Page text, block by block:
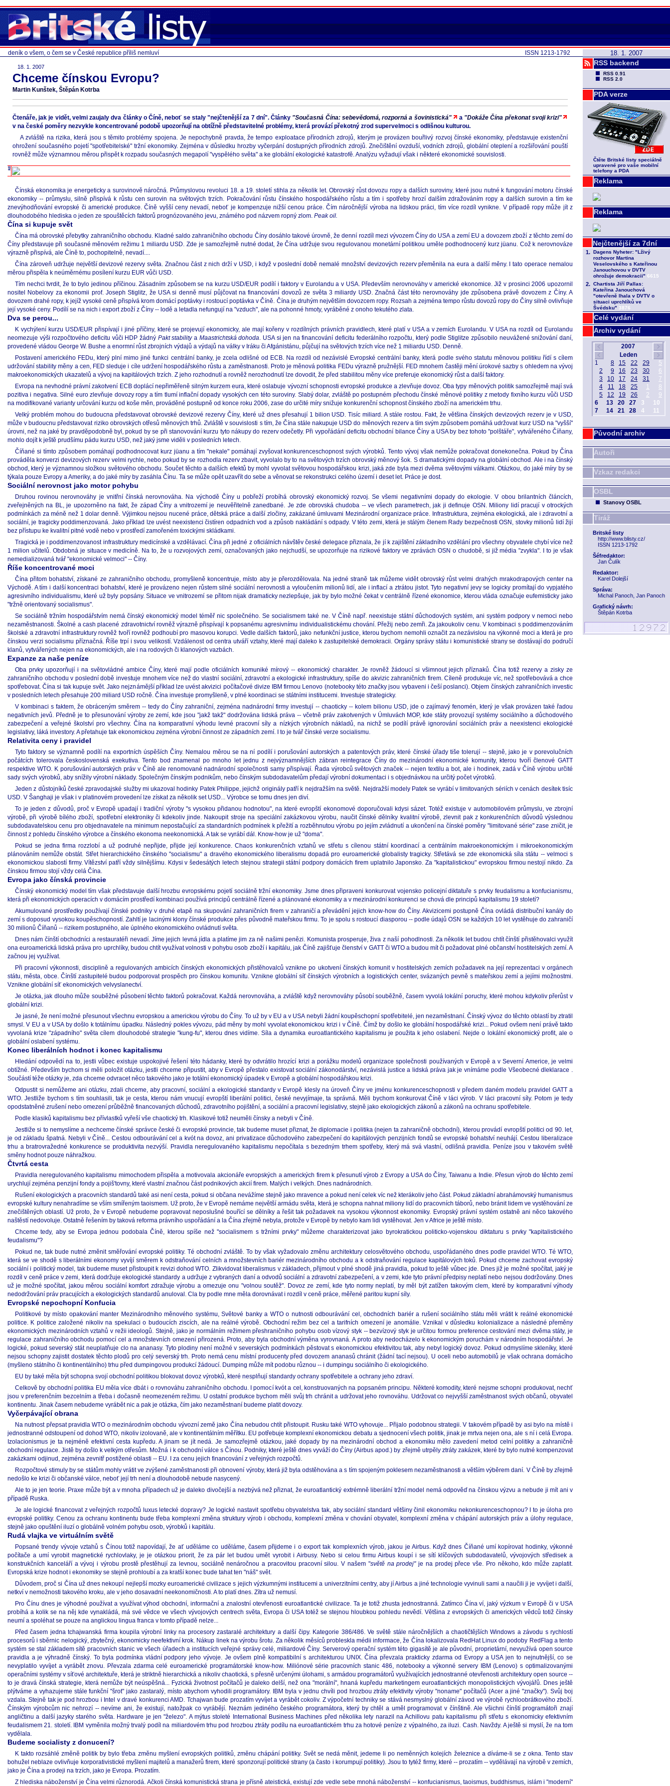
18. 1. 2007
RSS backend
RSS 0.91
RSS 2.0
PDA verze
Čtěte Britské listy speciálně
upravené pro vaše mobilní
telefony a PDA
Reklama
Reklama
Celé vydání
Archiv vydání
Původní archiv
Autoři
Vzkaz redakci
OSBL
Stanovy OSBL
Tiráž
Britské listy
http://www.blisty.cz/
ISSN 1213-1792
Šéfredaktor:
Jan Čulík
Redaktor:
Karel Dolejší
Správa:
Michal Panoch, Jan Panoch
Grafický návrh:
Štěpán Kotrba
ISSN 1213-1792
deník o všem, o čem se v České republice příliš nemluví
18. 1. 2007
Chceme čínskou Evropu?
Martin Kunštek, Štěpán Kotrba
Čtenáře, jak je vidět, velmi zaujaly dva články o Číně, neboť se staly "nejčtenější za 7 dní". Články "Současná Čína: sebevědomá, rozporná a šovinistická" a "Dokáže Čína překonat svoji krizi"
v na české poměry nezvykle koncentrované podobě upozorňují na obtížně představitelné problémy, která provází překotný zrod supervelmoci s odlišnou kulturou.
A zvláště na rizika, která jsou s těmito problémy spojena. Je nepochybně pravda, že tempo exploatace přírodních zdrojů, kterým je provázen bouřlivý rozvoj čínské ekonomiky, představuje existenční
ohrožení současného pojetí "spotřebitelské" tržní ekonomiky. Zejména v důsledku hrozby vyčerpání dostupných přírodních zdrojů. Znečištění ovzduší, vodních zdrojů, globální oteplení a rozšiřování pouští
rovněž může významnou měrou přispět k rozpadu současných megapolí "vyspělého světa" a ke globální ekologické katastrofě. Analýzu vyžadují však i některé ekonomické souvislosti.
Čínská ekonomika je energeticky a surovinově náročná. Průmyslovou revoluci 18. a 19. století stihla za několik let. Obrovský růst dovozu ropy a dalších suroviny, které jsou nutné k fungování motoru čínské
ekonomiky -- průmyslu, silně přispívá k růstu cen surovin na světových trzích. Pokračování růstu čínského hospodářského růstu a tím i spotřeby hrozí dalším zdražováním ropy a dalších surovin a tím ke
znevýhodňování evropské či americké produkce. Číně vyšší ceny nevadí, neboť je kompenzuje nižší cenou práce. Čím náročnější výroba na lidskou práci, tím více rozdíl vynikne. V případě ropy může jít z
dlouhodobého hlediska o jeden ze spouštěcích faktorů prognózovaného jevu, známého pod názvem ropný zlom. Peak oil.
Čína si kupuje svět
Čína má obrovské přebytky zahraničního obchodu. Kladné saldo zahraničního obchodu Číny dosáhlo takové úrovně, že denní rozdíl mezi vývozem Číny do USA a zemí EU a dovozem zboží z těchto zemí do
Číny představuje při současné měnovém režimu 1 miliardu USD. Zde je samozřejmě nutné dodat, že Čína udržuje svou regulovanou monetární politikou uměle podhodnocený kurz jüanu. Což k nerovnováze
výrazně přispívá, ale Číně to, pochopitelně, nevadí....
Čína zároveň udržuje největší devizové rezervy světa. Značnou část z nich drží v USD, i když v poslední době nemalé množství devizových rezerv přeměnila na eura a další měny. I tato operace nemalou
měrou přispěla k neúměrnému posílení kurzu EUR vůči USD.
Tím nechci tvrdit, že to bylo jedinou příčinou. Zásadním způsobem se na kurzu USD/EUR podílí i faktory v Eurolandu a v USA. Především nerovnováhy v americké ekonomice. Již v prosinci 2006 upozornil
nositel Nobelovy za ekonomii prof. Joseph Stiglitz, že USA si denně musí půjčovat na financování dovozů ze světa 3 miliardy USD. Značná část této nerovnováhy jde způsobena právě dovozem z Číny. A
dovozem drahé ropy, k jejíž vysoké ceně přispívá krom domácí poptávky i rostoucí poptávka v Číně. Čína je druhým největším dovozcem ropy. Rozsah a zejména tempo růstu dovozů ropy do Číny silně ovlivňuje
její vysoké ceny. Podílí se na nich i export zboží z Číny -- lodě a letadla nefungují na "vzduch", ale na pohonné hmoty, vyráběné z onoho tekutého zlata.
Dva se perou...
K vychýlení kurzu USD/EUR přispívají i jiné příčiny, které se projevují ekonomicky, ale mají kořeny v rozdílných právních pravidlech, které platí v USA a v zemích Eurolandu. V USA na rozdíl od Eurolandu
neomezuje výši rozpočtového deficitu vůči HDP žádný Pakt stabilitya Maastrichtská dohoda. USA si jen na financování deficitu federálního rozpočtu, který podle Stiglitze způsobilo neuvážené snižování daní,
provedené vládou George W. Bushe a enormní růst zbrojních výdajů a výdajů na války v Iráku či Afgánistánu, půjčují na světových trzích více než 1 miliardu USD. Denně.
Postavení amerického FEDu, který plní mimo jiné funkci centrální banky, je zcela odlišné od ECB. Na rozdíl od nezávislé Evropské centrální banky, která podle svého statutu měnovou politiku řídí s cílem
udržování stability měny a cen, FED sleduje i cíle udržení hospodářského růstu a zaměstnanosti. Proto je měnová politika FEDu výrazně pružnější. FED mnohem častěji mění úrokové sazby s ohledem na vývoj
makroekonomických ukazatelů a vývoj na kapitálových trzích. Z jeho rozhodnutí a rovněž nerozhodnutí lze dovodit, že před stabilitou měny více preferuje ekonomický růst a další faktory.
Evropa na nevhodné právní zakotvení ECB doplácí nepřiměřeně silným kurzem eura, které oslabuje vývozní schopnosti evropské produkce a zlevňuje dovoz. Oba typy měnových politik samozřejmě mají svá
pozitiva i negativa. Silné euro zlevňuje dovozy ropy a tím tlumí inflační dopady vysokých cen této suroviny. Slabý dolar, zvláště po postupném přechodu čínské měnové politiky z metody fixního kurzu vůči USD
na modifikované varianty určování kurzu od koše měn, prováděné postupně od konce roku 2006, zase do určité míry snižuje konkurenční schopnost čínského zboží na americkém trhu.
Velký problém mohou do budoucna představovat obrovské devizové rezervy Číny, které už dnes přesahují 1 bilion USD. Tisíc miliard. A stále rostou. Fakt, že většina čínských devizových rezerv je v USD,
může v budoucnu představovat riziko obrovských otřesů měnových trhů. Zvláště v souvislosti s tím, že Čína stále nakupuje USD do měnových rezerv a tím svým způsobem pomáhá udržovat kurz USD na "vyšší"
úrovni, než na jaké by pravděpodobně byl, pokud by se při stanovování kurzu tyto nákupy do rezerv odečetly. Při vypořádání deficitu obchodní bilance Číny a USA by bez tohoto "polštáře", vytvářeného Číňany,
mohlo dojít k ještě prudšímu pádu kurzu USD, než jaký jsme viděli v posledních letech.
Číňané si tímto způsobem pomáhají podhodnocovat kurz jüanu a tím "nekale" pomáhají zvyšovat konkurenceschopnost svých výrobků. Tento vývoj však nemůže pokračovat donekonečna. Pokud by Čína
prováděla konverzi devizových rezerv velmi rychle, nebo pokud by se rozhodla rezerv zbavit, vyvolalo by to na světových trzích obrovský měnový šok. S dramatickými dopady na globální obchod. Ale i na čínský
obchod, který je významnou složkou světového obchodu. Součet těchto a dalších efektů by mohl vyvolat světovou hospodářskou krizi, jaká zde byla mezi dvěma světovými válkami. Otázkou, do jaké míry by se
týkala pouze Evropy a Ameriky, a do jaké míry by zasáhla Čínu. Ta se může opět uzavřít do sebe a věnovat se rekonstrukci celého území i deset let. Práce je dost.
Sociální nerovnost jako motor pohybu
Druhou rovinou nerovnováhy je vnitřní čínská nerovnováha. Na východě Číny u pobřeží probíhá obrovský ekonomický rozvoj. Se všemi negativními dopady do ekologie. V obou brilantních článcích,
zveřejněných na BL, je upozorněno na fakt, že západ Číny a vnitrozemí je neuvěřitelně zanedbané. Je zde obrovská chudoba -- ve všech parametrech, jak ji definuje OSN. Miliony lidí pracují v otrockých
podmínkách za méně než 1 dolar denně. Výjimkou nejsou nucené práce, dětská práce a další zločiny, zakázané úmluvami Mezinárodní organizace práce. Infrastruktura, zejména ekologická, ale i zdravotní a
sociální, je tragicky poddimenzovaná. Jako příklad lze uvést neexistenci čistíren odpadních vod a způsob nakládání s odpady. V této zemi, která je stálým členem Rady bezpečnosti OSN, stovky milionů lidí žijí
bez přístupu ke kvalitní pitné vodě nebo v prostředí zamořeném toxickými skládkami.
Tragická je i poddimenzovanost infrastruktury medicínské a vzdělávací. Čína při jedné z oficiálních návštěv české delegace přiznala, že jí k zajištění základního vzdělání pro všechny obyvatele chybí více než
1 milion učitelů. Obdobná je situace v medicíně. Na to, že u rozvojových zemí, označovaných jako nejchudší, se upozorňuje na rizikové faktory ve zprávách OSN o chudobě, si již média "zvykla". I to je však
nemedializovaná tvář "ekonomické velmoci" -- Číny.
Říše koncentrované moci
Čína přitom bohatství, získané ze zahraničního obchodu, promyšleně koncentruje, místo aby je přerozdělovala. Na jedné straně tak můžeme vidět obrovský růst velmi drahých mrakodrapových center na
Východě. A tím i další koncentraci bohatství, které je provázeno nejen růstem silné sociální nerovnosti a vyloučením milionů lidí, ale i inflací a ztrátou jistot. Tyto negativní jevy se logicky promítají do vypjatého
agresivního individualismu, které už byly popsány. Situace ve vnitrozemí se přitom nijak dramaticky nezlepšuje, jak by bylo možné čekat v centrálně řízené ekonomice, kterou vláda označuje eufemisticky jako
"tržně orientovaný socialismus".
Se sociálně tržním hospodářstvím nemá čínský ekonomický model téměř nic společného. Se socialismem také ne. V Číně např. neexistuje státní důchodových systém, ani systém podpory v nemoci nebo
nezaměstnanosti. Školné a cash placené zdravotnictví rovněž výrazně přispívají k popsanému agresivnímu individualistickému chování. Přežij nebo zemři. Za jakoukoliv cenu. V kombinaci s poddimenzováním
školské a zdravotní infrastruktury rovněž tvoří rovněž podhoubí pro masovou korupci. Vedle dalších faktorů, jako nefunkční justice, kterou bychom nemohli označit za nezávislou na výkonné moci a která je pro
čínskou verzi socialismu příznačná. Říše trpí i svou velikostí. Vzdálenost od centra utváří vztahy, které mají daleko k zastupitelské demokracii. Orgány správy státu i komunistické strany se dostávají do područí
klanů, vytvářených nejen na ekonomických, ale i na rodových či klanových vazbách.
Expanze za naše peníze
Oba prvky upozorňují i na světovládné ambice Číny, které mají podle oficiálních komuniké mírový -- ekonomický charakter. Je rovněž žádoucí si všimnout jejich příznaků. Čína totiž rezervy a zisky ze
zahraničního obchodu v poslední době investuje mnohem více než do vlastní sociální, zdravotní a ekologické infrastruktury, spíše do akvizic zahraničních firem. Cíleně produkuje víc, než spotřebovává a chce
spotřebovat. Čína si tak kupuje svět. Jako nejznámější příklad lze uvést akvizici počítačové divize IBM firmou Lenovo (notebooky této značky jsou vybaveni i češí poslanci). Objem čínských zahraničních investic
v posledních letech přesahuje 200 miliard USD ročně. Čína investuje promyšleně, v plné koordinaci se státními institucemi. Investuje strategicky.
V kombinaci s faktem, že obráceným směrem -- tedy do Číny zahraniční, zejména nadnárodní firmy investují -- chaoticky -- kolem bilionu USD, jde o zajímavý fenomén, který je však provázen také řadou
negativních jevů. Předně je to přesunování výroby ze zemí, kde jsou "jakž takž" dodržována lidská práva -- včetně práv zakotvených v Úmluvách MOP, kde státy provozují systémy sociálního a důchodového
zabezpečení a veřejné školství pro všechny. Čína na komparativní výhodu levné pracovní síly a nízkých výrobních nákladů, na nichž se podílí právě ignorování sociálních práv a neexistenci ekologické
legislativy, láká investory. A přetahuje tak ekonomickou zejména výrobní činnost ze západních zemí. I to je tvář čínské verze socialismu.
Relativita ceny i pravidel
Tyto faktory se významně podílí na exportních úspěších Číny. Nemalou měrou se na ní podílí i porušování autorských a patentových práv, které čínské úřady tiše tolerují -- stejně, jako je v porevolučních
počátcích tolerovala československá exekutiva. Tento bod znamenal po mnoho let jednu z nejvýznamnějších zábran reintegrace Číny do mezinárodní ekonomické komunity, kterou tvoří členové GATT
respektive WTO. K porušování autorských práv v Číně ale renomované nadnárodní společnosti samy přispívají. Řada výrobců světových značek -- nejen textilu a bot, ale i hodinek, zadá v Číně výrobu určité
sady svých výrobků, aby snížily výrobní náklady. Společným čínským podnikům, nebo čínským subdodavatelům předají výrobní dokumentaci i s objednávkou na určitý počet výrobků.
Jeden z důstojníků české zpravodajské služby mi ukazoval hodinky Patek Philippe, jejichž originály patří k nejdražším na světě. Nejdražší modely Patek se vyrábí v limitovaných sériích v cenách desítek tisíc
USD. V Šanghaji je však i v platinovém provedení lze získat za několik set USD... Výrobce se tomu dnes jen diví.
To je jeden z důvodů, proč v Evropě upadají i tradiční výroby "s vysokou přidanou hodnotou", na které evropští ekonomové doporučovali kdysi sázet. Totéž existuje v automobilovém průmyslu, ve zbrojní
výrobě, při výrobě bílého zboží, spotřební elektroniky či kdekoliv jinde. Nakoupit stroje na speciální zakázkovou výrobu, naučit čínské dělníky kvalitní výrobě, zlevnit pak z konkurenčních důvodů výslednou
subdodavatelskou cenu pro objednavatele na minimum nepostačující za standardních podmínek k přežití a rozběhnutou výrobu po jejím zvládnutí a ukončení na čínské poměry "limitované série" zase zničit, je
činnost z pohledu čínského výrobce a čínského ekonoma neekonomická. A tak se vyrábí dál. Know-how je už "doma".
Pokud se jedna firma rozzlobí a už podruhé nepřijde, přijde její konkurence. Chaos konkurenčních vztahů ve střetu s cílenou státní koordinací a centrálním makroekonomickým i mikroekonomickým
plánováním nemůže obstát. Střet hierarchického čínského "socialismu" a dravého ekonomického liberalismu dopadá pro euroamerické globalisty tragicky. Střetává se zde ekonomická síla státu -- velmoci s
ekonomickou slabostí firmy. Vítězství patří vždy silnějšímu. Kdysi v šedesátých letech stejnou strategii státní podpory domácích firem uplatnilo Japonsko. Za "kapitalistickou" evropskou firmou nestojí nikdo. Za
čínskou firmou stojí vždy celá Čína.
Evropa jako čínská provincie
Čínský ekonomický model tím však představuje další hrozbu evropskému pojetí sociálně tržní ekonomiky. Jsme dnes připraveni konkurovat vojensko policejní diktatuře s prvky feudalismu a konfucianismu,
která při ekonomických operacích v domácím prostředí kombinaci používá principů centrálně řízené a plánované ekonomiky a v mezinárodní konkurenci se chová dle principů kapitalismu 19 století?
Akumulované prostředky používají čínské podniky v druhé etapě na skupování zahraničních firem v zahraničí a převádění jejich know-how do Číny. Akvizicemi postupně Čína ovládá distribuční kanály do
zemí s doposud vysokou koupěschopností. Zahltí je lacinými klony čínské produkce přes původně mateřskou firmu. To je spolu s rostoucí diasporou -- podle údajů OSN se každých 10 let vystěhuje do zahraničí
30 milionů Číňanů -- rizikem postupného, ale úplného ekonomického ovládnutí světa.
Dnes nám čínští obchodníci a restauratéři nevadí. Jíme jejich levná jídla a platíme jim za ně našimi penězi. Komunista prosperuje, živa z naší pohodlnosti. Za několik let budou chtít čínští přistěhovalci využít
ona euroamerická lidská práva pro uprchlíky, budou chtít využívat volnosti v pohybu osob zboží i kapitálu, jak Číně zajišťuje členství v GATT či WTO a budou mít či požadovat plné občanství hostitelských zemí. A
začnou jej využívat.
Při pracovní výkonnosti, disciplině a regulovaných ambicích čínských ekonomických přistěhovalců vznikne po ukotvení čínských komunit v hostitelských zemích požadavek na její reprezentaci v orgánech
státu, města, obce. Čínští zastupitelé budou podporovat prospěch pro čínskou komunitu. Vznikne globální síť čínských výrobních a logistických center, svázaných pevně s mateřskou zemí a jejími možnostmi.
Vznikne globální síť ekonomických velvyslanectví.
Je otázka, jak dlouho může souběžné působení těchto faktorů pokračovat. Každá nerovnováha, a zvláště když nerovnováhy působí souběžně, časem vyvolá lokální poruchy, které mohou kdykoliv přerůst v
globální krizi.
Je jasné, že není možné přesunout všechnu evropskou a americkou výrobu do Číny. To už by v EU a v USA nebyli žádní koupěschopní spotřebitelé, jen nezaměstnaní. Čínský vývoz do těchto oblastí by ztratil
smysl. V EU a v USA by došlo k totálnímu úpadku. Následný pokles vývozu, pád měny by mohl vyvolat ekonomickou krizi i v Číně. Čímž by došlo ke globální hospodářské krizi... Pokud ovšem není právě takto
vyvolaná krize "západního" světa cílem dlouhodobé strategie "kung-fu", kterou dnes vidíme. Síla a dynamika euroatlantického kapitalismu je použita k jeho oslabení. Nejde o lokální ekonomický profit, ale o
globální oslabení systému.
Konec liberálních hodnot i konec kapitalismu
Hledání odpovědí na to, jestli vůbec existuje uspokojivé řešení této hádanky, které by odvrátilo hrozící krizi a porážku modelů organizace společnosti používaných v Evropě a v Severní Americe, je velmi
obtížné. Především bychom si měli položit otázku, jestli chceme připustit, aby v Evropě přestalo existovat sociální zákonodárství, nezávislá justice a lidská práva jak je vnímáme podle Všeobecné dleklarace .
Součástí téže otázky je, zda chceme odvracet něco takového jako je totální ekonomický úpadek v Evropě a globální hospodářskou krizi.
Odpustit si nemůžeme ani otázku, zdali chceme, aby pracovní, sociální a ekologické standardy v Evropě klesly na úroveň Číny ve jménu konkurenceschopnosti v předem daném modelu pravidel GATT a
WTO. Jestliže bychom s tím souhlasili, tak je cesta, kterou nám vnucují evropští liberální politici, české nevyjímaje, ta správná. Měli bychom konkurovat Číně v láci výrob. V láci pracovní síly. Potom je tedy
opodstatněné zrušení nebo omezení průběžně financovaných důchodů, zdravotního pojištění, a sociální a pracovní legislativy, stejně jako ekologických zákonů a zákonů na ochranu spotřebitele.
Podle klasiků kapitalismu bez přívlastků vyřeší vše chaotický trh. Klasikové totiž neuměli čínsky a nebyli v Číně.
Jestliže si to nemyslíme a nechceme čínské správce české či evropské provincie, tak budeme muset přiznat, že diplomacie i politika (nejen ta zahraničně obchodní), kterou provádí evropští politici od 90. let,
je od základu špatná. Nebyli v Číně... Cestou odbourávání cel a kvót na dovoz, ani privatizace důchodového zabezpečení do kapitálových penzijních fondů se evropské bohatství neuhájí. Cestou liberalizace
trhu a bratrovražedné konkurence se produktivita nezvýší. Pravidla neregulovaného kapitalismu nepočítala s bezedným trhem spotřeby, který má svá vlastní, odlišná pravidla. Peníze jsou v takovém světě
směny hodnot pouze náhražkou.
Čtvrtá cesta
Pravidla neregulovaného kapitalismu mimochodem přispěla a motivovala akcionáře evropských a amerických firem k přesunutí výrob z Evropy a USA do Číny, Taiwanu a Indie. Přesun výrob do těchto zemí
urychlují zejména penzijní fondy a pojiš'tovny, které vlastní značnou část podnikových akcií firem. Malých i velkých. Dnes nadnárodních.
Rušení ekologických a pracovních standardů také asi není cesta, pokud si občana nevážíme stejně jako mravence a pokud není celek víc než kterákoliv jeho část. Pokud základní abrahámovský humanismus
evropské kultury nenahradíme se vším smířeným taoismem. Už proto, že v Evropě nemáme největší armádu světa, která je schopna nahnat miliony lidí do pracovních táborů, nebo bránit lidem ve vystěhování ze
znečištěných oblastí. Už proto, že v Evropě nebudeme popravovat neposlušné bouřící se dělníky a řešit tak požadavek na vysokou výkonnost ekonomiky. Evropský právní systém ostatně ani něco takového
naštěstí nedovoluje. Ostatně řešením by taková reforma právního uspořádání a la Čína zřejmě nebyla, protože v Evropě by nebylo kam lidi vystěhovat. Jen v Africe je ještě místo.
Chceme tedy, aby se Evropa jednou podobala Číně, kterou spíše než "socialismem s tržními prvky" můžeme charakterizovat jako byrokratickou politicko-vojenskou diktaturu s prvky "kapitalistického
feudalismu"?
Pokud ne, tak bude nutné změnit směřování evropské politiky. Té obchodní zvláště. To by však vyžadovalo změnu architektury celosvětového obchodu, uspořádaného dnes podle pravidel WTO. Té WTO,
která se ve shodě s liberálními ekonomy vyvíjí směrem k odstraňování celních a množstevních bariér mezinárodního obchodu a k odstraňování regulace kapitálových toků. Pokud chceme zachovat evropský
sociální i politický model, tak budeme muset přistoupit k revizi dohod WTO. Zlikvidovat liberalismus v základech, přijmout v plné shodě jiná pravidla, pokud to ještě vůbec jde. Dnes již je možné spočítat, jaký je
rozdíl v ceně práce v zemi, která dodržuje ekologické standardy a udržuje z vybraných daní a odvodů sociální a zdravotní zabezpečení, a v zemi, kde tyto právní předpisy neplatí nebo nejsou dodržovány. Dnes
už je možné spočítat, jakou měrou sociální komfort zdražuje výrobu a omezuje onu "volnou soutěž". Dovoz ze zemí, kde tyto normy neplatí, by měl být zatížen takovým clem, které by komparativní výhody
nedodržování práv pracujících a ekologických standardů anuloval. Cla by podle mne měla dorovnávat i rozdíl v ceně práce, měřené paritou kupní síly.
Evropské nepochopní Konfucia
Politikové by místo opakování manter Mezinárodního měnového systému, Světové banky a WTO o nutnosti odbourávání cel, obchodních bariér a rušení sociálního státu měli vrátit k reálné ekonomické
politice. K politice založené nikoliv na spekulaci o budoucích ziscích, ale na reálné výrobě. Obchodní režim bez cel a tarifních omezení je anomálie. Vznikal v důsledku kolonializace a následné přeměny
ekonomických mezinárodních vztahů v režii ideologů. Stejně, jako je normálním režimem přeshraničního pohybu osob vízový styk -- bezvízový styk je určitou formou preference cestování mezi dvěma státy, je
regulace zahraničního obchodu pomocí cel a množstevních omezení přirozená. Proto, aby byla obchodní výměna vyrovnaná. A proto aby nedocházelo k ekonomickým poruchám v národním hospodářství. Je
logické, pokud severský stát neuplatňuje clo na ananasy. Tyto plodiny není možné v severských podmínkách pěstovat s ekonomickou efektivitou tak, aby nebyl logický dovoz. Pokud odmyslíme skleníky, které
nejsou schopny zajistit dostatek těchto plodů pro celý severský trh. Proto nemá cenu místní producenty před dovozem ananasů chránit (žádní tací nejsou). U oceli nebo automobilů je však ochrana domácího
(myšleno státního či kontinentálního) trhu před dumpingovou produkcí žádoucí. Dumping může mít podobu různou -- i dumpingu sociálního či ekologického.
EU by také měla být schopna svojí obchodní politikou blokovat dovoz výrobků, které nesplňují standardy ochrany spotřebitele a ochrany jeho zdraví.
Celkově by obchodní politika EU měla více dbát i o rovnováhu zahraničního obchodu. I pomocí kvót a cel, konstruovaných na popsaném principu. Některé komodity, které nejsme schopni produkovat, nechť
jsou v preferenčním bezcelním a třeba i dočasně neomezeném režimu. U ostatní produkce bychom měli svůj trh chránit a udržovat jeho rovnováhu. Udržovat co nejvyšší zaměstnanost svých občanů, obyvatel
kontinentu. Jinak časem nebudeme vyrábět nic a pak je otázka, čím jako nezaměstnaní budeme platit dovozy.
Vyčerpávající obrana
Na nutnost přepsat pravidla WTO o mezinárodním obchodu vývozní země jako Čína nebudou chtít přistoupit. Rusku také WTO vyhovuje... Přijalo podobnou strategii. V takovém případě by asi bylo na místě i
jednostranné odstoupení od dohod WTO, nikoliv izolovaně, ale v kontinentálním měřítku. EU potřebuje komplexní ekonomickou debatu a sjednocení všech politik, jinak je mrtva nejen ona, ale s ní i celá Evropa.
Izolacionismus je ta nejméně efektivní cesta kupředu. A jinam se jít nedá. Je samozřejmě otázkou, jaké dopady by na mezinárodní obchod a ekonomiku mělo zavedení metod celní politiky a zahraničně
obchodní regulace. Jistě by došlo k velkým otřesům. Možná i k obchodní válce s Čínou. Podniky, které ještě dnes vyváží do Číny (Airbus apod.) by zřejmě utrpěly ztráty zakázek, které by bylo nutné kompenzovat
zakázkami odjinud, zejména zevnitř postižené oblasti -- EU. I za cenu jejich financování z veřejných rozpočtů.
Rozpočtové stimuly by se státům mohly vrátit ve zvýšené zaměstnanosti při obnovení výroby, která již byla odstěhována a s tím spojeným poklesem nezaměstnanosti a větším výběrem daní. V Číně by zřejmě
nedošlo ke krizi či občanské válce, neboť její trh není a dlouhodobě nebude nasycený.
Ale to je jen teorie. Praxe může být a v mnoha případech už je daleko divočejší a nezbývá než přiznat, že euroatlantický extrémně liberální tržní model nemá odpověď na čínskou výzvu a nebude ji mít ani v
případě Ruska.
Je ale logické financovat z veřejných rozpočtů luxus letecké dopravy? Je logické nastavit spotřebu obyvatelstva tak, aby sociální standard většiny činil ekonomiku nekonkurenceschopnou? I to je úloha pro
evropské politiky. Cenou za ochranu kontinentu bude třeba komplexní změna struktury výrob i obchodu, komplexní změna v chování obyvatel, komplexní změna v chápání autorských práv a úlohy regulace,
stejně jako opuštění iluzí o globálně volném pohybu osob, výrobků i kapitálu.
Rudá vlajka ve virtuálním světě
Popsané trendy vývoje vztahů s Čínou totiž napovídají, že ať uděláme co uděláme, časem přijdeme i o export tak komplexních výrob, jakou je Airbus. Když dnes Číňané umí kopírovat hodinky, výkonné
počítače a umí vyrobit magnetické rychlovlaky, je je otázkou priorit, že za pár let budou umět vyrobit i Airbusy. Nebo si celou firmu Airbus koupí i se sítí klíčových subdodavatelů, vývojových středisek a
konstrukčních kanceláří a vývoj i výrobu prostě přestěhují za levnou, sociálně nenáročnou a pracovitou pracovní silou. V našem "světě na prodej"je na prodej přece vše. Pro někoho, kdo může zaplatit.
Evropská krize hodnot i ekonomiky se stejně prohloubí a za kratší konec bude tahat ten "náš" svět.
Důvodem, proč si Čína už dnes nekoupí nejlepší mozky euroamerické civilizace s jejich výzkumnými institucemi a univerzitními centry, aby jí Airbus a jiné technologie vyvinuli sami a naučili ji je vyvíjet i další,
netkví v nemožnosti takového kroku, ale v jeho dosavadní neekonomičnosti. A to platí dnes. Zítra už nemusí.
Pro Čínu dnes je výhodné používat a využívat výhod obchodní, informační a znalostní otevřenosti euroatlantické civilizace. Ta je totiž zhusta jednostranná. Zatímco Čína ví, jaký výzkum v Evropě či v USA
probíhá a kolik se na něj kde vynakládá, má své vědce ve všech vývojových centrech světa, Evropa či USA totéž se stejnou hloubkou pohledu nevědí. Většina z evropských či amerických vědců totiž čínsky
neumí a spoléhat se pouze na anglickou lingua franca v tomto případě nelze...
Před časem jedna tchajwanská firma koupila výrobní linky na procesory zastaralé architektury a další čipy. Kategorie 386/486. Ve světě stále náročnějších a chaotičtějších Windows a závodu s rychlostí
procesorů i sběrnic nelogický, zbytečný, ekonomicky neefektivní krok. Nákup linek na výrobu šrotu. Za několik měsíců probleskla médii informace, že Čína lokalizovala RedHat Linux do podoby RedFlag a tento
systém se stal základem sítě pracovních stanic ve všech úřadech a institucích veřejné správy celé, miliardové Číny. Serverový operační systém této gigasítě je ale původní, proprietární, nevyužívá open source
pravidla a je výhradně čínský. To byla podmínka vládní podpory jeho vývoje. Je ovšem plně kompatibilní s architekturou UNIX. Čína převzala prakticky zdarma od Evropy a USA jen to nejnutnější, co se
nevyplatilo vyvíjet a vyrábět znovu. Převzala zdarma celé euroamerické programátorské know-how. Miliónové série pracovních stanic 486, notebooky a výkonné servery IBM (Lenovo) s optimalizovanými
operačními systémy v síťové architektuře, která je striktně hierarchická a nikoliv chaotická, s přesně určenými úlohami, s armádou programátorů využívajících jednostranné otevřenosti architektury open source --
to je dravá čínská strategie, která nemůže být neúspěšná... Fyzická životnost počítačů je daleko delší, než ona "morální", hnaná kupředu marketingem euroatlantických monopolistických vývojářů. Dnes ještě
plýtváme a vyhazujeme stále funkční "šrot" jako zastaralý, místo abychom vyhodili programátory. IBM byla v jednu chvíli pod hrozbou ztráty efektivity výroby "noname" počítačů (Acer a jiné "značky"). Svůj boj
vzdala. Stejně tak je pod hrozbou i Intel v dravé konkurenci AMD. Tchajwan bude prozatím vyvíjet a vyrábět cokoliv. Z výpočetní techniky se stává nesmyslný globální závod ve výrobě rychloobrátkového zboží.
Čínským výrobcům nic nehrozí -- nevíme ani, že existují, natožpak co vyrábějí. Neznám jediného českého programátora, který by chtěl a uměl programovat v čínštině. Ale všichni čínští programátoři znají
angličtinu a další jazyky starého světa. Hardware je jen "železo". A mýtus stoleté International Business Machines před několika lety narazil na Achillovu patu kapitalismu při střetu s ekonomicky efektivním
feudalismem 21. století. IBM vyměnila možný trvalý podíl na miliardovém trhu pod hrozbou ztráty podílu na euroatlantickém trhu za hotové peníze z výpalného, za iluzi. Cash. Navždy. A ještě si myslí, že na tom
vydělala.
Budeme socialisty z donucení?
K takto rozsáhlé změně politik by bylo třeba změnu myšlení evropských politiků, změnu chápání politiky. Svět se nedá měnit, jedeme li po neměnných kolejích železnice a díváme-li se z okna. Tento stav
bohužel neblaze ovlivňuje korporativistické myšlení majitelů a manažerů firem, které sponzorují politické strany (a často i korumpují politiky). Jsou to tytéž firmy, které -- prozatím -- vydělávají na výrobě v zemích,
jako je Čína a prodeji na trzích, jako je Evropa. Prozatím.
Z hlediska náboženství je Čína velmi různorodá. Ačkoli čínská komunistická strana je přísně ateistická, existují zde vedle sebe mnohá náboženství -- konfucianismus, taoismus, buddhismus, islám i "moderní"